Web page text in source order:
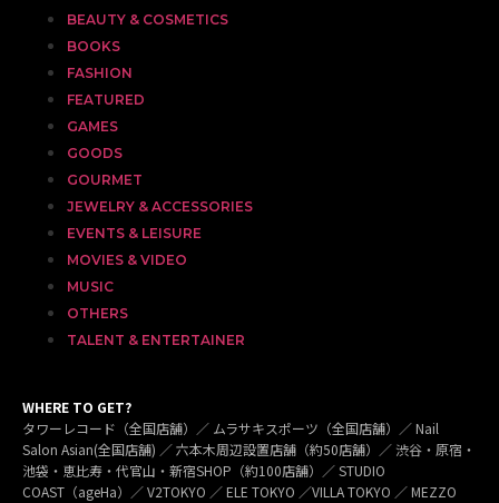
BEAUTY & COSMETICS
BOOKS
FASHION
FEATURED
GAMES
GOODS
GOURMET
JEWELRY & ACCESSORIES
EVENTS & LEISURE
MOVIES & VIDEO
MUSIC
OTHERS
TALENT & ENTERTAINER
WHERE TO GET?
タワーレコード（全国店舗）／ ムラサキスポーツ（全国店舗）／ Nail
Salon Asian(全国店舗) ／ 六本木周辺設置店舗（約50店舗）／ 渋谷・原宿・
池袋・恵比寿・代官山・新宿SHOP（約100店舗）／ STUDIO
COAST（ageHa）／ V2TOKYO ／ ELE TOKYO ／VILLA TOKYO ／ MEZZO